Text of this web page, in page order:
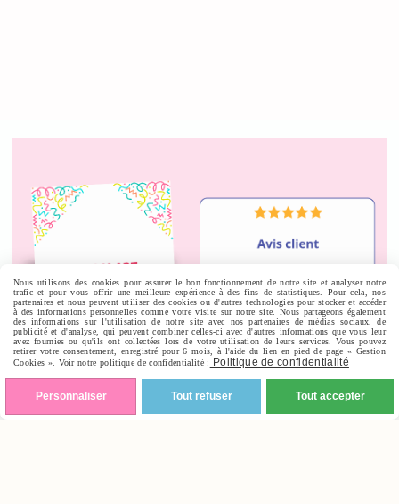
Nous utilisons des cookies pour assurer le bon fonctionnement de notre site et analyser notre
trafic et pour vous offrir une meilleure expérience à des fins de statistiques. Pour cela, nos
partenaires et nous peuvent utiliser des cookies ou d'autres technologies pour stocker et accéder
à des informations personnelles comme votre visite sur notre site. Nous partageons également
des informations sur l'utilisation de notre site avec nos partenaires de médias sociaux, de
publicité et d'analyse, qui peuvent combiner celles-ci avec d'autres informations que vous leur
avez fournies ou qu'ils ont collectées lors de votre utilisation de leurs services. Vous pouvez
retirer votre consentement, enregistré pour 6 mois, à l'aide du lien en pied de page « Gestion
Cookies ». Voir notre politique de confidentialité :
Politique de confidentialité
Personnaliser Tout refuser Tout accepter